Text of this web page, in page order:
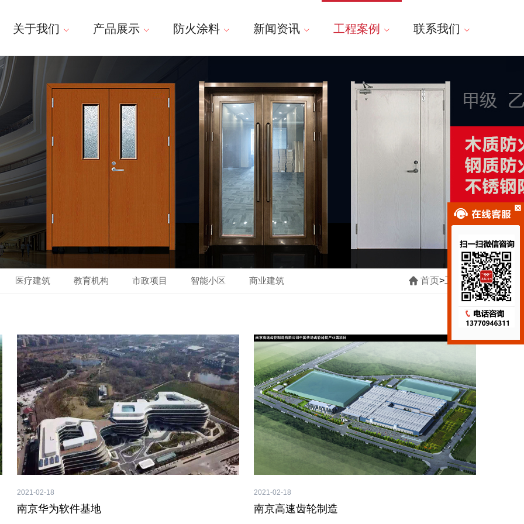
关于我们 产品展示 防火涂料 新闻资讯 工程案例 联系我们
医疗建筑 教育机构 市政项目 智能小区 商业建筑 首页>工程案例
2021-02-18
南京华为软件基地
2021-02-18
南京高速齿轮制造